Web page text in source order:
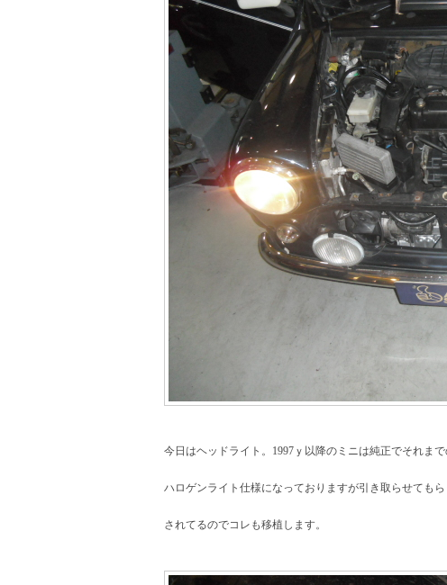
今日はヘッドライト。1997ｙ以降のミニは純正でそれま
ハロゲンライト仕様になっておりますが引き取らせても
されてるのでコレも移植します。